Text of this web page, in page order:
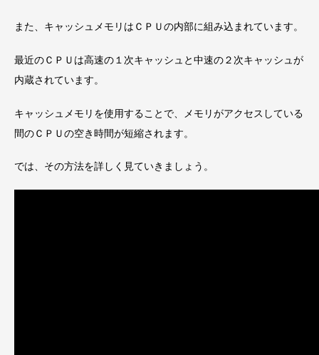
また、キャッシュメモリはＣＰＵの内部に組み込まれています。
最近のＣＰＵは高速の１次キャッシュと中速の２次キャッシュが
内蔵されています。
キャッシュメモリを使用することで、メモリがアクセスしている
間のＣＰＵの空き時間が短縮されます。
では、その方法を詳しく見ていきましょう。